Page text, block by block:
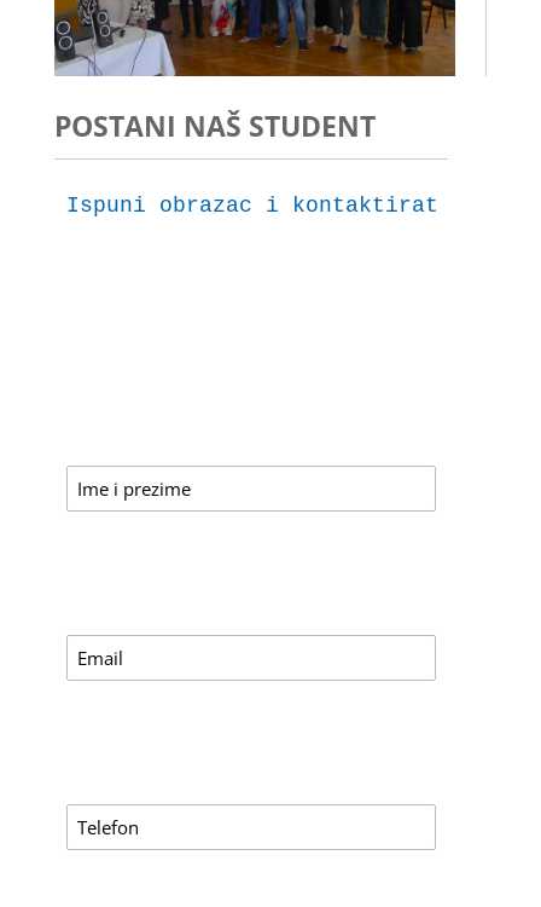
POSTANI NAŠ STUDENT
Ispuni obrazac i kontaktirat ćemo